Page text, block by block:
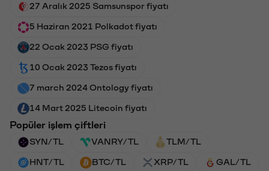
27 Aralık 2025 Samsunspor fiyatı
5 Haziran 2021 Polkadot fiyatı
22 Ocak 2023 PSG fiyatı
10 Ocak 2023 Tezos fiyatı
7 march 2024 Ontology fiyatı
14 Mart 2025 Litecoin fiyatı
Popüler işlem çiftleri
SYN/TL VANRY/TL TLM/TL
HNT/TL BTC/TL XRP/TL GAL/TL